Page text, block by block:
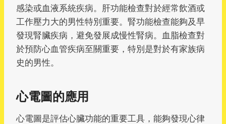
感染或血液系統疾病。肝功能檢查對於經常飲酒或
工作壓力大的男性特別重要。腎功能檢查能夠及早
發現腎臟疾病，避免發展成慢性腎病。血脂檢查對
於預防心血管疾病至關重要，特別是對於有家族病
史的男性。
心電圖的應用
心電圖是評估心臟功能的重要工具，能夠發現心律